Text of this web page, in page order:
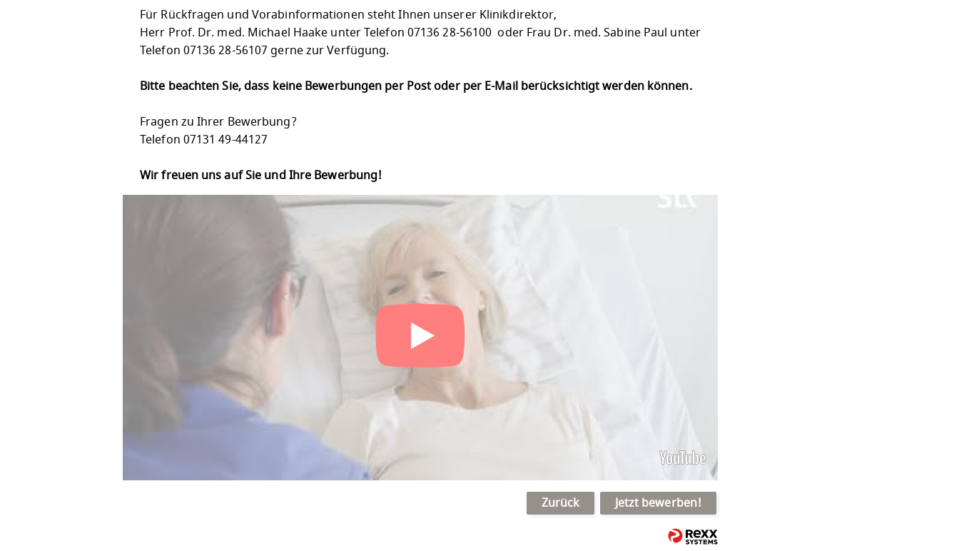
Für Rückfragen und Vorabinformationen steht Ihnen unserer Klinikdirektor,
Herr Prof. Dr. med. Michael Haake unter Telefon 07136 28-56100 oder Frau Dr. med. Sabine Paul unter
Telefon 07136 28-56107 gerne zur Verfügung.
Bitte beachten Sie, dass keine Bewerbungen per Post oder per E-Mail berücksichtigt werden können.
Fragen zu Ihrer Bewerbung?
Telefon 07131 49-44127
Wir freuen uns auf Sie und Ihre Bewerbung!
Zurück Jetzt bewerben!